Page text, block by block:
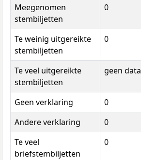
Meegenomen
stembiljetten
0
Te weinig uitgereikte
stembiljetten
0
Te veel uitgereikte
stembiljetten
geen data
Geen verklaring
0
Andere verklaring
0
Te veel
briefstembiljetten
0